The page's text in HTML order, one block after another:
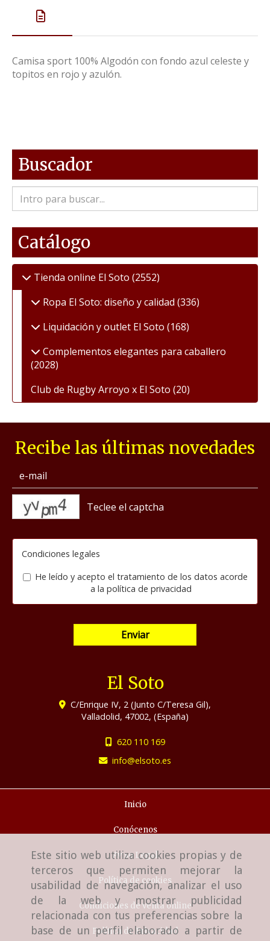
Este sitio web utiliza cookies propias y de
terceros que permiten mejorar la
usabilidad de navegación, analizar el uso
de la web y mostrar publicidad
relacionada con tus preferencias sobre la
base de un perfil elaborado a partir de
Camisa sport 100% Algodón con fondo azul celeste y
topitos en rojo y azulón.
Buscador
Catálogo
Tienda online El Soto (2552)
Ropa El Soto: diseño y calidad (336)
Liquidación y outlet El Soto (168)
Complementos elegantes para caballero
(2028)
Club de Rugby Arroyo x El Soto (20)
Recibe las últimas novedades
Condiciones legales
He leído y acepto el tratamiento de los datos acorde
a la política de privacidad
Enviar
El Soto
C/Enrique IV, 2 (Junto C/Teresa Gil),
Valladolid, 47002, (España)
620 110 169
info
elsoto.es
Inicio
Conócenos
Aviso Legal
Política de cookies
Condiciones de venta online
Política de Privacidad